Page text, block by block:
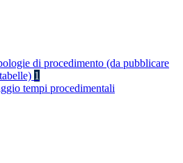
di procedimento (da pubblicare
1
tempi procedimentali